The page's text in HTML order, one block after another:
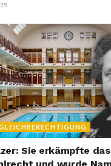
Sie erkämpfte das